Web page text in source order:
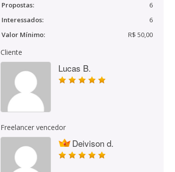
Propostas:
6
Interessados:
6
Valor Mínimo:
R$ 50,00
Cliente
Lucas B.
Freelancer vencedor
Deivison d.